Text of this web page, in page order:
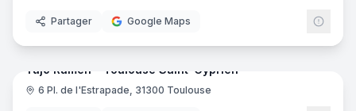
Partager Google Maps
Yūjō Ramen - Toulouse Saint-Cyprien
6 Pl. de l'Estrapade, 31300 Toulouse